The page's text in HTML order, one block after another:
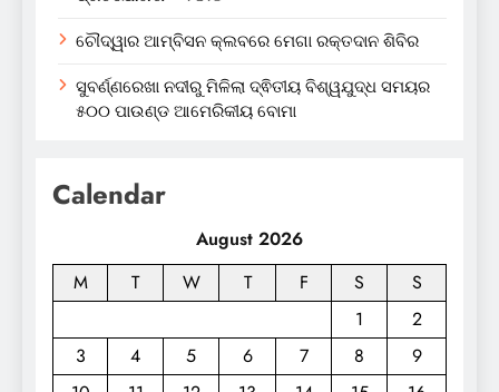
ଚୌଦ୍ୱାର ଆମ୍ବିସନ କ୍ଲବରେ ମେଗା ରକ୍ତଦାନ ଶିବିର
ସୁବର୍ଣ୍ଣରେଖା ନଦୀରୁ ମିଳିଲା ଦ୍ଵିତୀୟ ବିଶ୍ୱଯୁଦ୍ଧ ସମୟର
୫୦୦ ପାଉଣ୍ଡ ଆମେରିକୀୟ ବୋମା
Calendar
August 2026
M
T W T F S
S
1
2
3
4 5 6 7 8
9